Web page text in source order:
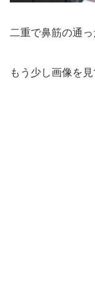
二重で鼻筋の通
もう少し画像を見